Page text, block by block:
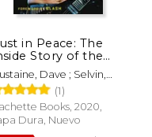
in Peace: The
Story of the
(en
Dave ; Selvin,
; Slash
(1)
Books, 2020,
Dura, Nuevo